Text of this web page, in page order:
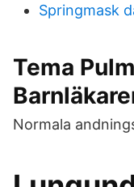
Springmask
Tema
Normala